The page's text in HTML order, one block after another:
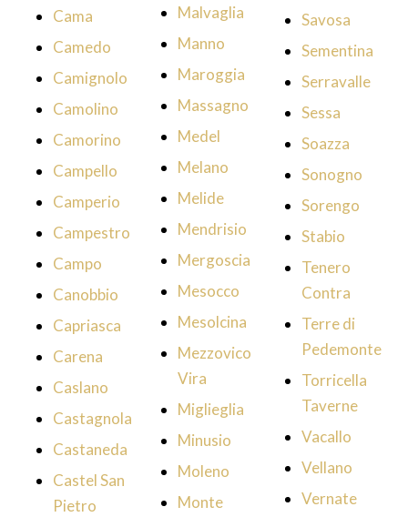
Cama
Camedo
Camignolo
Camolino
Camorino
Campello
Camperio
Campestro
Campo
Canobbio
Capriasca
Carena
Caslano
Castagnola
Castaneda
Castel San
Pietro
Malvaglia
Manno
Maroggia
Massagno
Medel
Melano
Melide
Mendrisio
Mergoscia
Mesocco
Mesolcina
Mezzovico
Vira
Miglieglia
Minusio
Moleno
Monte
Savosa
Sementina
Serravalle
Sessa
Soazza
Sonogno
Sorengo
Stabio
Tenero
Contra
Terre di
Pedemonte
Torricella
Taverne
Vacallo
Vellano
Vernate